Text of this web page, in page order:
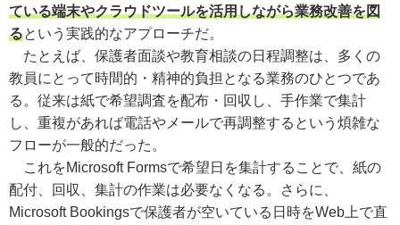
ている端末やクラウドツールを活用しながら業務改善を図
るという実践的なアプローチだ。
たとえば、保護者面談や教育相談の日程調整は、多くの
教員にとって時間的・精神的負担となる業務のひとつであ
る。従来は紙で希望調査を配布・回収し、手作業で集計
し、重複があれば電話やメールで再調整するという煩雑な
フローが一般的だった。
これをMicrosoft Formsで希望日を集計することで、紙の
配付、回収、集計の作業は必要なくなる。さらに、
Microsoft Bookingsで保護者が空いている日時をWeb上で直